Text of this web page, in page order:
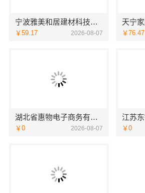
宁波雅美和居建材科技有限公司|老牌家装设计施工对接渠道
￥59.17 2026-08-07 ￥76.47
湖北省惠物电子商务有限公司最新生鲜食品网站价格
￥0 2026-08-07 ￥0